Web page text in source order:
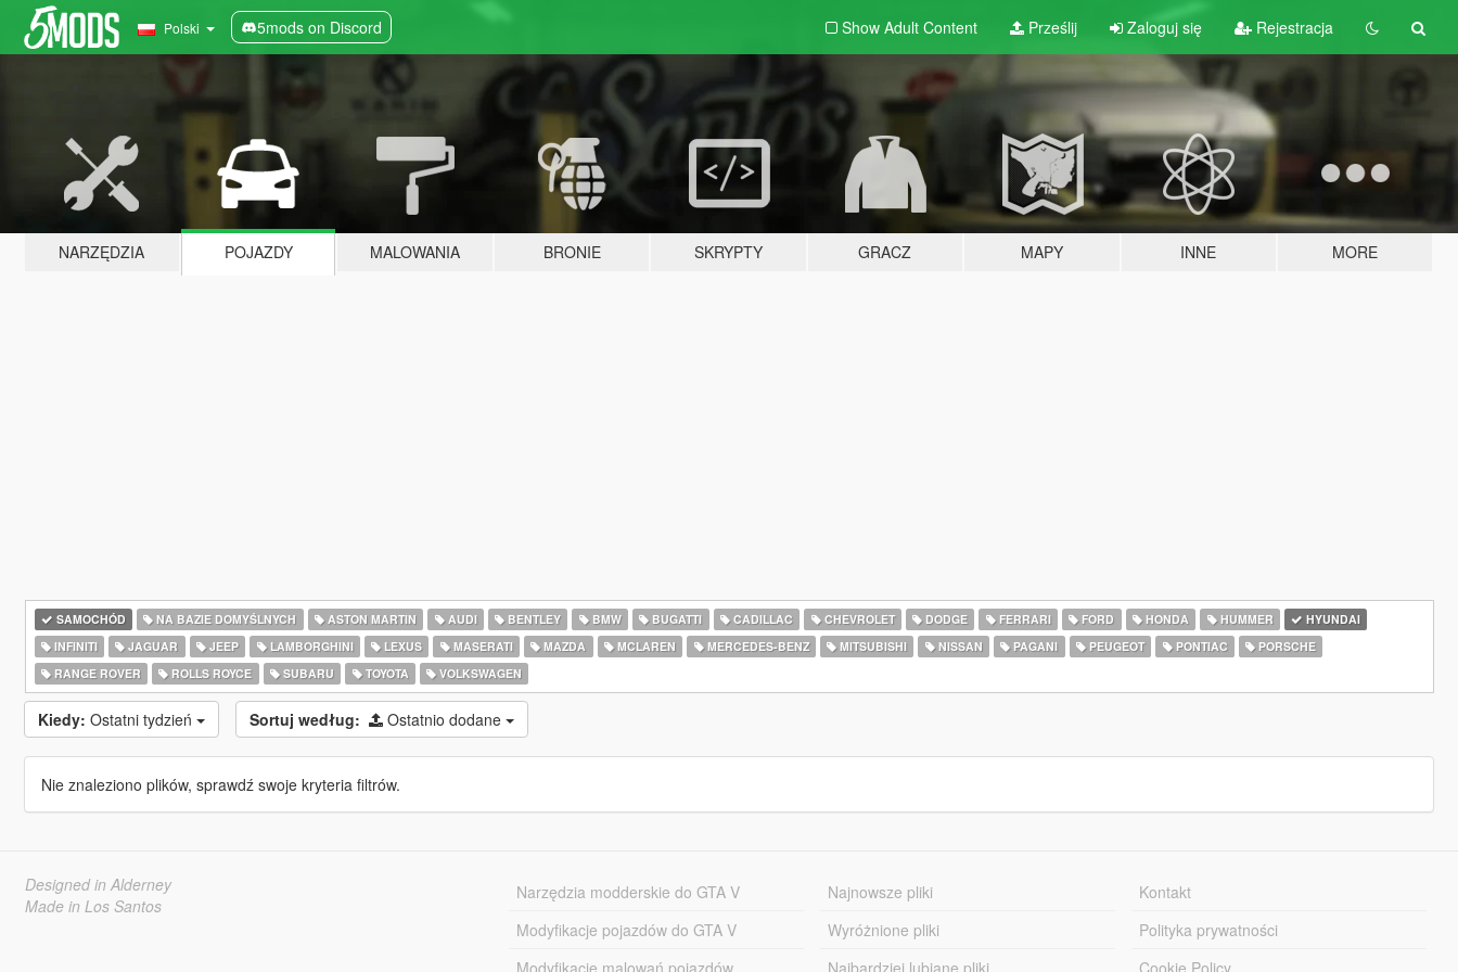
Polski 5mods on Discord Show Adult Content Prześlij Zaloguj się Rejestracja
NARZĘDZIA POJAZDY MALOWANIA BRONIE SKRYPTY GRACZ MAPY INNE MORE
SAMOCHÓD NA BAZIE DOMYŚLNYCH ASTON MARTIN AUDI BENTLEY BMW BUGATTI CADILLAC CHEVROLET DODGE FERRARI FORD HONDA HUMMER
HYUNDAI
INFINITI
JAGUAR JEEP LAMBORGHINI LEXUS MASERATI MAZDA MCLAREN MERCEDES-BENZ MITSUBISHI NISSAN PAGANI PEUGEOT PONTIAC
PORSCHE
RANGE ROVER
ROLLS ROYCE SUBARU TOYOTA VOLKSWAGEN
Kiedy: Ostatni tydzień Sortuj według: Ostatnio dodane
Nie znaleziono plików, sprawdź swoje kryteria filtrów.
Designed in Alderney
Made in Los Santos
Narzędzia modderskie do GTA V
Modyfikacje pojazdów do GTA V
Modyfikacje malowań pojazdów
Najnowsze pliki
Wyróżnione pliki
Najbardziej lubiane pliki
Kontakt
Polityka prywatności
Cookie Policy